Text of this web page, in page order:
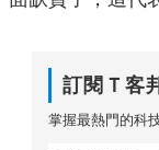
訂閱Ｔ客
掌握最熱門的科